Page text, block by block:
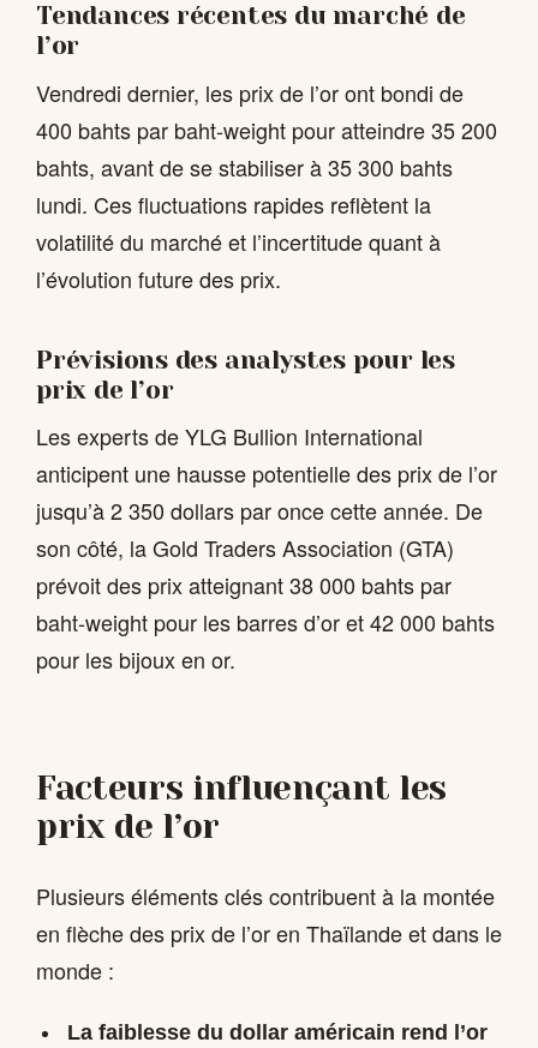
Tendances récentes du marché de
l’or
Vendredi dernier, les prix de l’or ont bondi de
400 bahts par baht-weight pour atteindre 35 200
bahts, avant de se stabiliser à 35 300 bahts
lundi. Ces fluctuations rapides reflètent la
volatilité du marché et l’incertitude quant à
l’évolution future des prix.
Prévisions des analystes pour les
prix de l’or
Les experts de YLG Bullion International
anticipent une hausse potentielle des prix de l’or
jusqu’à 2 350 dollars par once cette année. De
son côté, la Gold Traders Association (GTA)
prévoit des prix atteignant 38 000 bahts par
baht-weight pour les barres d’or et 42 000 bahts
pour les bijoux en or.
Facteurs influençant les
prix de l’or
Plusieurs éléments clés contribuent à la montée
en flèche des prix de l’or en Thaïlande et dans le
monde :
La faiblesse du dollar américain rend l’or